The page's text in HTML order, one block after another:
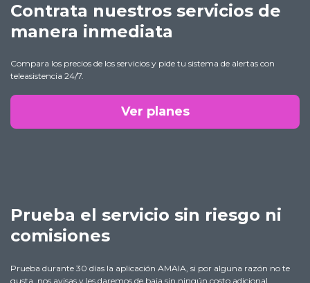
Contrata nuestros servicios de
manera inmediata
Compara los precios de los servicios y pide tu sistema de alertas con
teleasistencia 24/7.
Ver planes
Prueba el servicio sin riesgo ni
comisiones
Prueba durante 30 días la aplicación AMAIA, si por alguna razón no te
gusta, nos avisas y les daremos de baja sin ningún costo adicional.